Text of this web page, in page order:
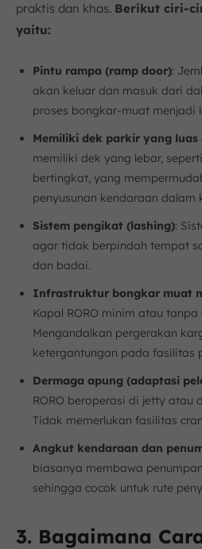
praktis dan khas. Berikut ciri-
yaitu:
Pintu rampa (ramp door):
akan keluar dan masuk dari
proses bongkar-muat menjadi
Memiliki dek parkir yang luas
memiliki dek yang lebar,
bertingkat, yang
penyusunan kendaraan dalam
Sistem pengikat (lashing):
agar tidak berpindah tempat
dan badai.
Infrastruktur bongkar muat
Kapal RORO minim atau
Mengandalkan pergerakan
ketergantungan pada fasilitas
Dermaga apung (adaptasi
RORO beroperasi di jetty atau
Tidak memerlukan fasilitas
Angkut kendaraan dan
biasanya membawa
sehingga cocok untuk rute
3. Bagaimana